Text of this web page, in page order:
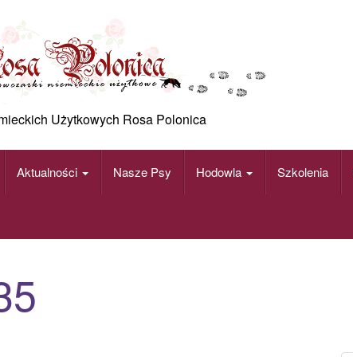
Użytkowych Rosa Polonica
Aktualności Nasze Psy Hodowla Szkolenia